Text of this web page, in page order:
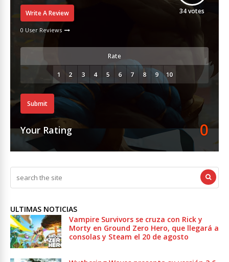
Write A Review
0 User Reviews
34votes
Rate
Submit
Your Rating 0
ULTIMAS NOTICIAS
Vampire Survivors se cruza con Rick y
Morty en Ground Zero Hero, que llegará a
consolas y Steam el 20 de agosto